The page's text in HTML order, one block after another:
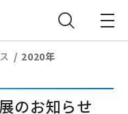
2020年
のお知らせ